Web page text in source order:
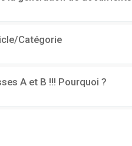
Catégorie
A et B !!! Pourquoi ?